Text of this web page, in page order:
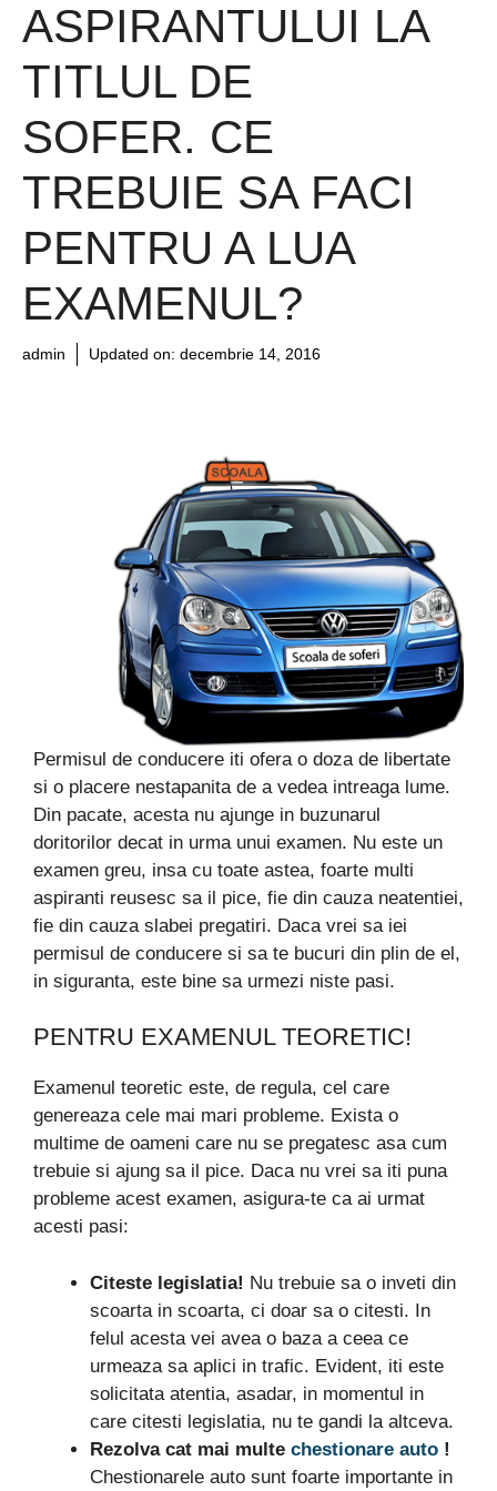
ASPIRANTULUI LA
TITLUL DE
SOFER. CE
TREBUIE SA FACI
PENTRU A LUA
EXAMENUL?
admin Updated on: decembrie 14, 2016
Permisul de conducere iti ofera o doza de libertate
si o placere nestapanita de a vedea intreaga lume.
Din pacate, acesta nu ajunge in buzunarul
doritorilor decat in urma unui examen. Nu este un
examen greu, insa cu toate astea, foarte multi
aspiranti reusesc sa il pice, fie din cauza neatentiei,
fie din cauza slabei pregatiri. Daca vrei sa iei
permisul de conducere si sa te bucuri din plin de el,
in siguranta, este bine sa urmezi niste pasi.
PENTRU EXAMENUL TEORETIC!
Examenul teoretic este, de regula, cel care
genereaza cele mai mari probleme. Exista o
multime de oameni care nu se pregatesc asa cum
trebuie si ajung sa il pice. Daca nu vrei sa iti puna
probleme acest examen, asigura-te ca ai urmat
acesti pasi:
Citeste legislatia! Nu trebuie sa o inveti din
scoarta in scoarta, ci doar sa o citesti. In
felul acesta vei avea o baza a ceea ce
urmeaza sa aplici in trafic. Evident, iti este
solicitata atentia, asadar, in momentul in
care citesti legislatia, nu te gandi la altceva.
Rezolva cat mai multe chestionare auto !
Chestionarele auto sunt foarte importante in